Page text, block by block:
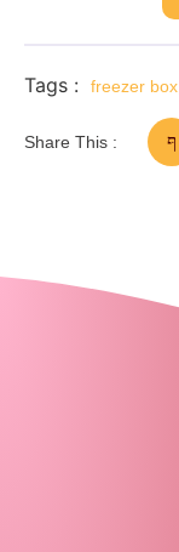
Tags : freezer box
Share This :